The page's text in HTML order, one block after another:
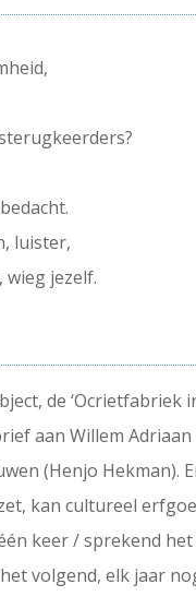
luister,
jezelf.
de ‘Ocrietfabriek
aan Willem
(Henjo Hekman).
kan cultureel
keer / sprekend
volgend, elk jaar